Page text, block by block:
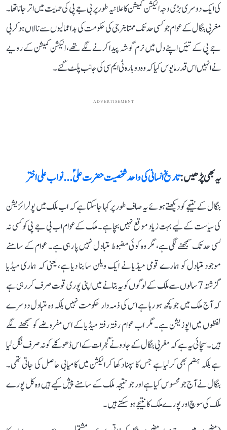
کی ایک دوسری بڑی وجہ الیکشن کمیشن کا علانیہ طور پر بی جے پی کی حمایت میں اتر جانا تھا۔
مغربی بنگال کے عوام جو کسی حد تک ممتا بنرجی کی حکومت کی بداعمالیوں سے نالاں ہوکر بی
جے پی کے تئیں اپنے دل میں نرم گوشہ پیدا کرنے لگے تھے، الیکشن کمیشن کے رویے
نے انہیں اس قدر مایوس کیا کہ وہ دوبارہ ٹی ایم سی کی جانب پلٹ گئے۔
ADVERTISEMENT
یہ بھی پڑھیں :تاریخ انسانی کی واحد شخصیت حضرت علیؑ... نواب علی اختر
بنگال کے نتیجے کو دیکھتے ہوئے یہ صاف طور پر کہا جاسکتا ہے کہ اب ملک میں پولرائزیشن
کی سیاست کے لیے بہت زیاد موقع نہیں بچا ہے۔ ملک کے عوام اب بی جے پی کو کسی نہ
کسی حدتک سمجھنے لگی ہے، مگر وہ کوئی مضبوط متبادل نہیں پا رہی ہے۔ عوام کے سامنے
موجود متبادل کو ہمارے قومی میڈیا نے ایک ویلن سا بنا دیا ہے، یعنی کہ ہماری میڈیا
گزشتہ 7 سالوں سے ملک کے لوگوں کو یہ بتانے میں اپنی پوری قوت صرف کر رہی ہے
کہ آج ملک میں جو کچھ ہو رہا ہے اس کی ذمہ دار حکومت نہیں بلکہ وہ متبادل دوسرے
لفظوں میں اپوزیشن ہے۔ مگر اب عوام رفتہ رفتہ میڈیا کے اس مفروضے کو سمجھنے لگے
ہیں۔ سچائی یہ ہے کہ مغربی بنگال کے جادو نے گجرات کے اس ڈھوکلے کو نہ صرف نگل لیا
ہے بلکہ ہضم بھی کرلیا ہے جس کا سپنا دکھا کر الیکشن میں کامیابی حاصل کی جاتی تھی۔
بنگال نے آج جو محسوس کیا ہے اور جو نتیجہ ملک کے سامنے پیش کیے ہیں وہ کل پورے
ملک کی سوچ اور پورے ملک کا نتیجے ہوسکتے ہیں۔